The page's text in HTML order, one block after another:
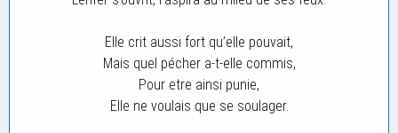
Elle crit aussi fort qu’elle pouvait,
Mais quel pécher a-t-elle commis,
Pour etre ainsi punie,
Elle ne voulais que se soulager.